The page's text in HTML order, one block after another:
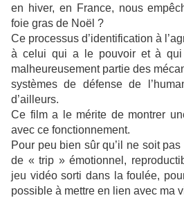
en hiver, en France, nous
foie gras de Noël ?
Ce processus d’identification à
à celui qui a le pouvoir et à qui
malheureusement partie des
systèmes de défense de
d’ailleurs.
Ce film a le mérite de montrer
avec ce fonctionnement.
Pour peu bien sûr qu’il ne soit
de « trip » émotionnel,
jeu vidéo sorti dans la foulée,
possible à mettre en lien avec ma